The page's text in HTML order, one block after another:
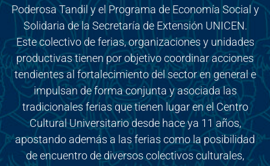
Poderosa Tandil y el Programa de Economía Social y
Solidaria de la Secretaría de Extensión UNICEN.
Este colectivo de ferias, organizaciones y unidades
productivas tienen por objetivo coordinar acciones
tendientes al fortalecimiento del sector en general e
impulsan de forma conjunta y asociada las
tradicionales ferias que tienen lugar en el Centro
Cultural Universitario desde hace ya 11 años,
apostando además a las ferias como la posibilidad
de encuentro de diversos colectivos culturales,